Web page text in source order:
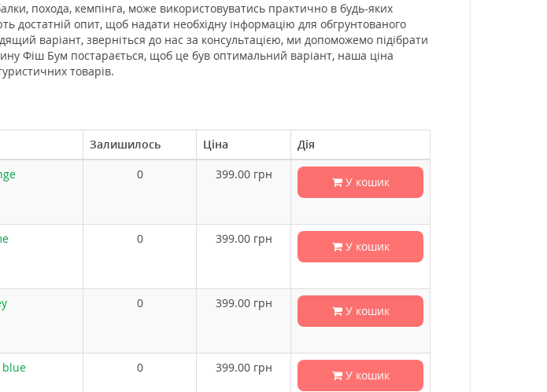
похода, кемпінга, може використовуватись практично в будь-яких
достатній опит, щоб надати необхідну інформацію для обгрунтованого
варіант, зверніться до нас за консультацією, ми допоможемо підібрати
Фіш Бум постарається, щоб це був оптимальний варіант, наша ціна
товарів.
Залишилось Ціна
Дія
0 399.00грн
У кошик
0 399.00грн
У кошик
0 399.00грн
У кошик
blue 0 399.00грн
У кошик